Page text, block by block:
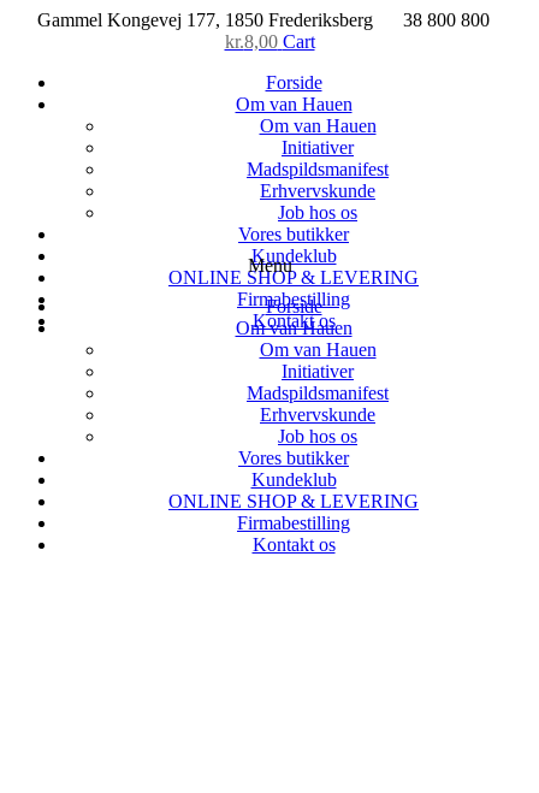
SkipGammel Kongevej 177, 1850 Frederiksberg
38 800 800
kr.8,00 Cart
Forside
Om van Hauen
Om van Hauen
Initiativer
Madspildsmanifest
Erhvervskunde
Job hos os
Vores butikker
Kundeklub
ONLINE SHOP & LEVERING
Firmabestilling
Kontakt os
Menu
Forside
Om van Hauen
Om van Hauen
Initiativer
Madspildsmanifest
Erhvervskunde
Job hos os
Vores butikker
Kundeklub
ONLINE SHOP & LEVERING
Firmabestilling
Kontakt os